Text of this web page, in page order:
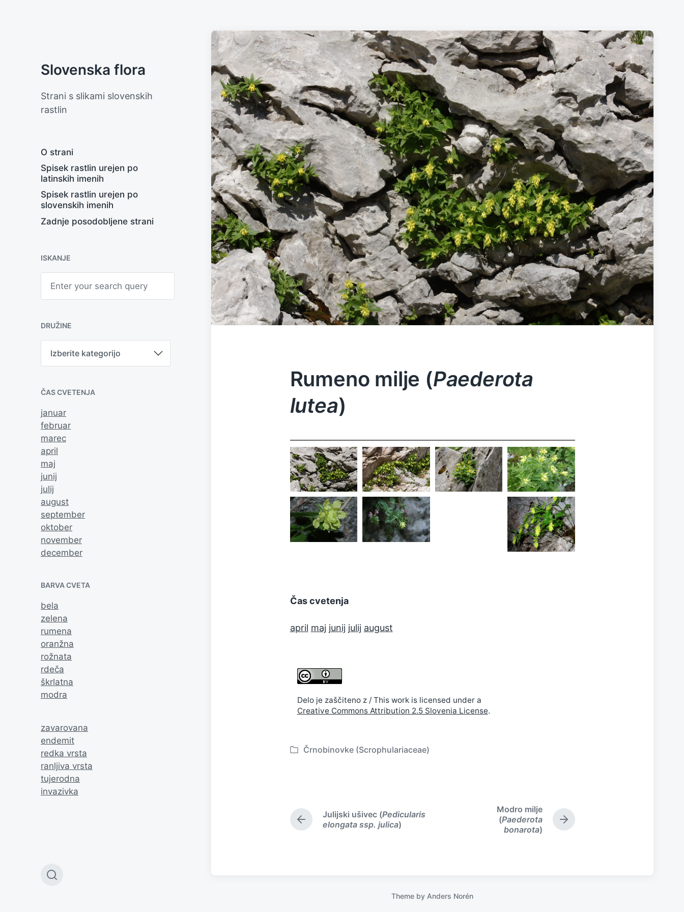
Slovenska flora
Strani s slikami slovenskih
rastlin
O strani
Spisek rastlin urejen po
latinskih imenih
Spisek rastlin urejen po
slovenskih imenih
Zadnje posodobljene strani
ISKANJE
h
DRUŽINE
u
n
ČAS CVETENJA
januar
februar
marec
april
maj
junij
julij
august
september
oktober
november
december
BARVA CVETA
bela
zelena
rumena
oranžna
rožnata
rdeča
škrlatna
modra
zavarovana
endemit
redka vrsta
ranljiva vrsta
tujerodna
invazivka
T
Rumeno milje (Paederota
lutea)
Paederota
lutea
Paederota
lutea
Paederota
lutea
Paederota
lutea
Paederota
lutea
Paederota
lutea
Paederota
lutea
Čas cvetenja
april maj junij julij august
Delo je zaščiteno z / This work is licensed under a
Creative Commons Attribution 2.5 Slovenia License.
P
d
Črnobinovke (Scrophulariaceae)
P
r
Julijski ušivec (Pedicularis
elongata ssp. julica)
N
e
Modro milje
(Paederota
bonarota)
Theme byAnders Norén